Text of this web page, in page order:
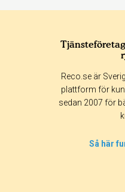
Reco.se är
plattform för
sedan 2007 för
Så här